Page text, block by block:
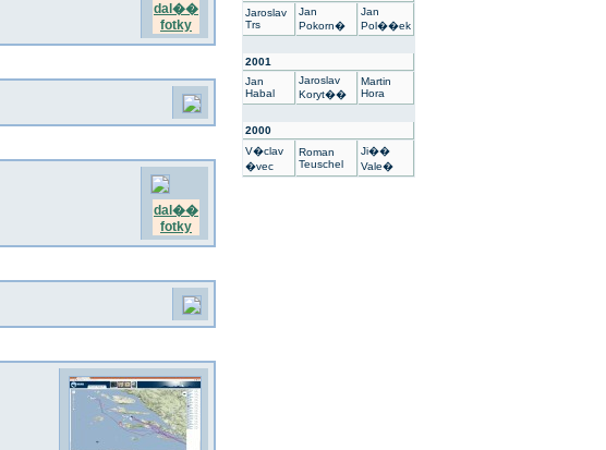
dal��
fotky
dal��
fotky
Jaroslav
Trs
Jan
Pokorn�
Jan
Pol��ek
2001
Jan
Habal
Jaroslav
Koryt��
Martin
Hora
2000
V�clav
�vec
Roman
Teuschel
Ji��
Vale�